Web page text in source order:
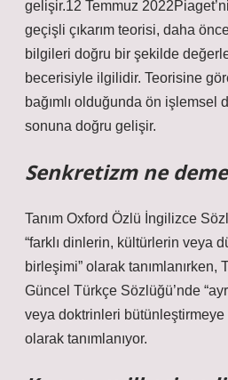
gelişir.12 Temmuz
geçişli çıkarım teorisi, daha
bilgileri doğru bir şekilde
becerisiyle ilgilidir. Teorisine
bağımlı olduğunda ön işlemsel
sonuna doğru gelişir.
Senkretizm ne
Tanım Oxford Özlü İngilizce
“farklı dinlerin, kültürlerin veya
birleşimi” olarak tanımlanırken,
Güncel Türkçe Sözlüğü’nde
veya doktrinleri bütünleştirmeye
olarak tanımlanıyor.